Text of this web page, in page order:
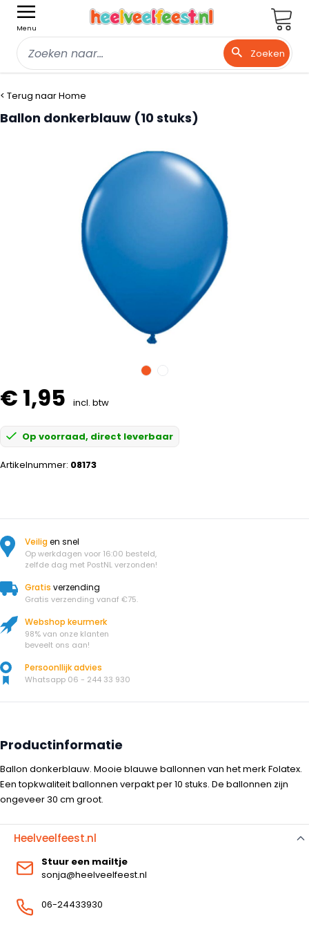
Menu
Zoeken
< Terug naar Home
Ballon donkerblauw (10 stuks)
€ 1,95 incl. btw
Op voorraad, direct leverbaar
Artikelnummer: 08173
Veiligen snel
Op werkdagen voor 16:00 besteld,
zelfde dag met PostNL verzonden!
Gratis verzending
Gratis verzending vanaf €75.
Webshop keurmerk
98% van onze klanten
beveelt ons aan!
Persoonllijk advies
Whatsapp 06 - 244 33 930
Productinformatie
Ballon donkerblauw. Mooie blauwe ballonnen van het merk Folatex.
Een topkwaliteit ballonnen verpakt per 10 stuks. De ballonnen zijn
ongeveer 30 cm groot.
Heelveelfeest.nl
Stuur een mailtje
sonja@heelveelfeest.nl
06-24433930